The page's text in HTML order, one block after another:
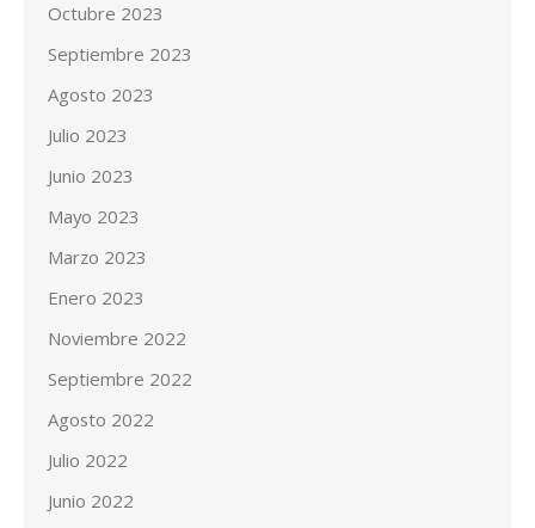
Octubre 2023
Septiembre 2023
Agosto 2023
Julio 2023
Junio 2023
Mayo 2023
Marzo 2023
Enero 2023
Noviembre 2022
Septiembre 2022
Agosto 2022
Julio 2022
Junio 2022